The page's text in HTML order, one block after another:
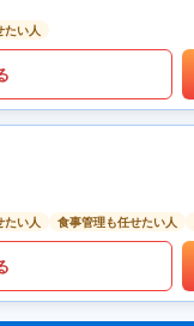
たい人
たい人 食事管理も任せたい人